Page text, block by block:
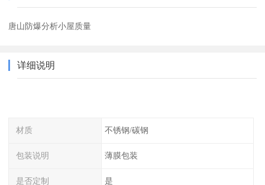
唐山防爆分析小屋质量
详细说明
材质 不锈钢/碳钢
包装说明 薄膜包装
是否定制 是